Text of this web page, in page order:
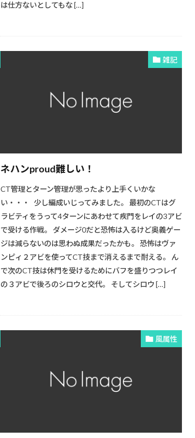
は仕方ないとしてもな […]
雑記
ネハンproud難しい！
CT管理とターン管理が思ったより上手くいかな
い・・・ 少し編成いじってみました。 最初のCTはグ
ラビティをうって4ターンにあわせて疾門をレイの3アビ
で受ける作戦。 ダメージ0だと恐怖は入るけど奥義ゲー
ジは減らないのは思わぬ成果だったかも。 恐怖はヴァ
ンピィ２アビを使ってCT技まで消えるまで耐える。 ん
で次のCT技は休門を受けるためにバフを盛りつつレイ
の３アビで後ろのシロウと交代。 そしてシロウ […]
風属性